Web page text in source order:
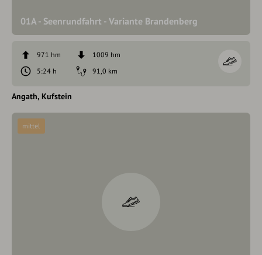
01A - Seenrundfahrt - Variante Brandenberg
971 hm
1009 hm
5:24 h
91,0 km
Angath Kufstein
mittel